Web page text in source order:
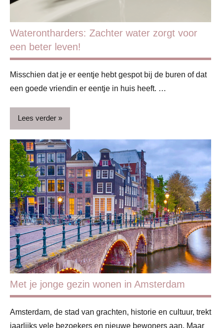
Waterontharders: Zachter water zorgt voor
een beter leven!
Misschien dat je er eentje hebt gespot bij de buren of dat
een goede vriendin er eentje in huis heeft. …
Lees verder
ADV
Beauty
Blog
Huis &
huishouden
Huis &
interieur
Huishouden
Lifestyle
Met je jonge gezin wonen in Amsterdam
Amsterdam, de stad van grachten, historie en cultuur, trekt
jaarlijks vele bezoekers en nieuwe bewoners aan. Maar